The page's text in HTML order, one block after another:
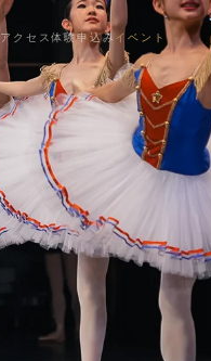
アクセス体験申込みイベント